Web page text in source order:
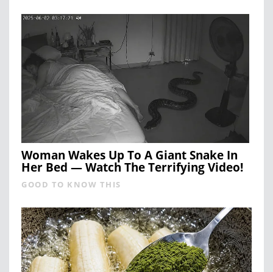
Woman Wakes Up To A Giant Snake In
Her Bed — Watch The Terrifying Video!
GOOD TO KNOW THIS